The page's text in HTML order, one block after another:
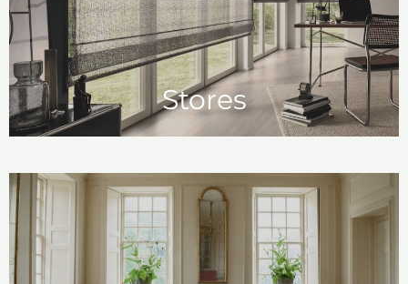
Stores